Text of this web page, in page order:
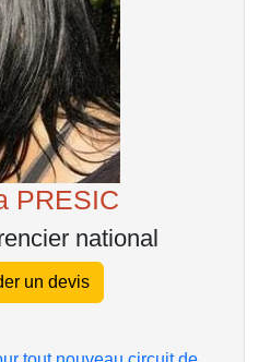
PRESIC
national
un devis